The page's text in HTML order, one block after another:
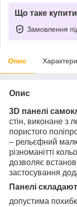
Що таке
Замовлення
Опис
Опис
3D панелі
стін, виконане з
пористого
– рельєфний
різноманітті
дозволяє
застосування
Панелі
допустима